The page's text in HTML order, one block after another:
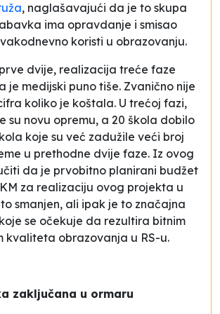
, naglašavajući da je to skupa
ima opravdanje i smisao
koristi u obrazovanju.
dvije, realizacija treće faze
je medijski puno tiše. Zvanično nije
koliko je koštala. U trećoj fazi,
su novu opremu, a 20 škola dobilo
koje su već zadužile veći broj
u prethodne dvije faze. Iz ovog
da je prvobitno planirani budžet
za realizaciju ovog projekta u
smanjen, ali ipak je to značajna
se očekuje da rezultira bitnim
kvaliteta obrazovanja u RS-u.
zaključana u ormaru